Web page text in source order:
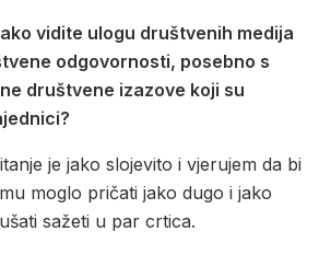
vidite ulogu društvenih medija
odgovornosti, posebno s
društvene izazove koji su
je jako slojevito i vjerujem da bi
moglo pričati jako dugo i jako
sažeti u par crtica.